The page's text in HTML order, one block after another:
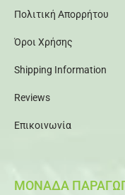
Πολιτική Απορρήτου
Όροι Χρήσης
Shipping Information
Reviews
Επικοινωνία
ΜΟΝΑΔΑ